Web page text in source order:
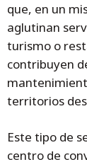
que, en un
aglutinan
turismo o
contribuyen
territorios
Este tipo de
centro de